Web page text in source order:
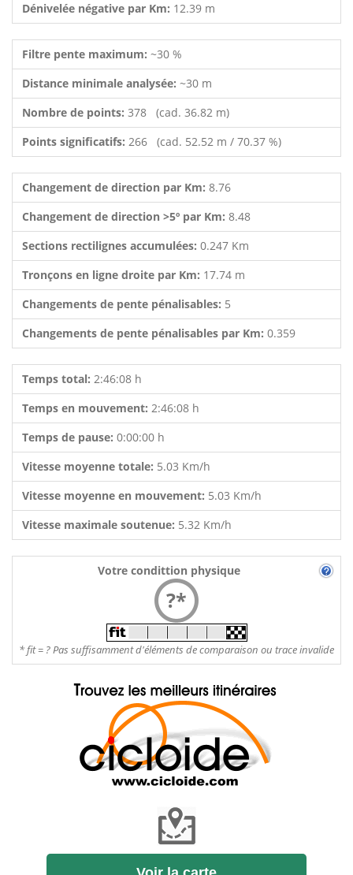
Dénivelée négative par Km: 12.39 m
Filtre pente maximum: ~30 %
Distance minimale analysée: ~30 m
Nombre de points: 378 (cad. 36.82 m)
Points significatifs: 266 (cad. 52.52 m / 70.37 %)
Changement de direction par Km: 8.76
Changement de direction >5º par Km: 8.48
Sections rectilignes accumulées: 0.247 Km
Tronçons en ligne droite par Km: 17.74 m
Changements de pente pénalisables: 5
Changements de pente pénalisables par Km: 0.359
Temps total: 2:46:08 h
Temps en mouvement: 2:46:08 h
Temps de pause: 0:00:00 h
Vitesse moyenne totale: 5.03 Km/h
Vitesse moyenne en mouvement: 5.03 Km/h
Vitesse maximale soutenue: 5.32 Km/h
Votre condittion physique
?*
* fit = ? Pas suffisamment d'éléments de comparaison ou trace invalide